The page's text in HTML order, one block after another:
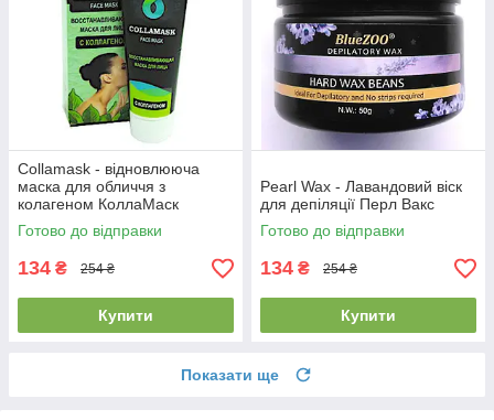
Collamask - відновлююча
маска для обличчя з
колагеном КоллаМаск
Готово до відправки
134 ₴ 254 ₴
Купити
Pearl Wax - Лавандовий віск
для депіляції Перл Вакс
Готово до відправки
134 ₴ 254 ₴
Купити
Показати ще